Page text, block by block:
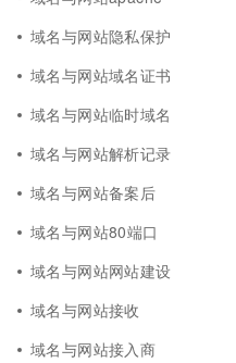
域名与网站隐私保护
域名与网站域名证书
域名与网站临时域名
域名与网站解析记录
域名与网站备案后
域名与网站80端口
域名与网站网站建设
域名与网站接收
域名与网站接入商